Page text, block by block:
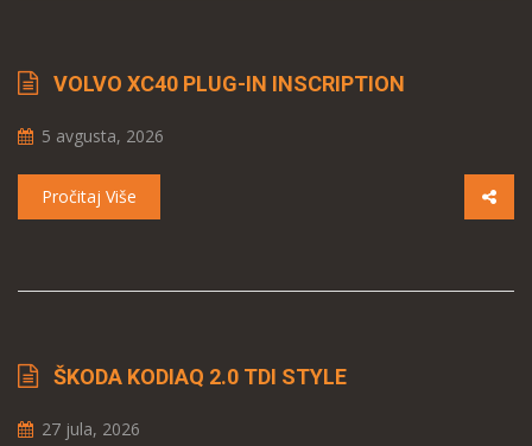
VOLVO XC40 PLUG-IN INSCRIPTION
5 avgusta, 2026
Pročitaj Više
ŠKODA KODIAQ 2.0 TDI STYLE
27 jula, 2026